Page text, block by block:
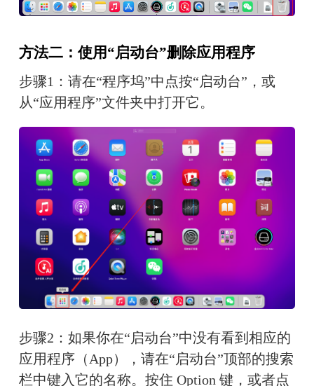
方法二：使用“启动台”删除应用程序
步骤1：请在“程序坞”中点按“启动台”，或
从“应用程序”文件夹中打开它。
步骤2：如果你在“启动台”中没有看到相应的
应用程序（App），请在“启动台”顶部的搜索
栏中键入它的名称。按住 Option 键，或者点